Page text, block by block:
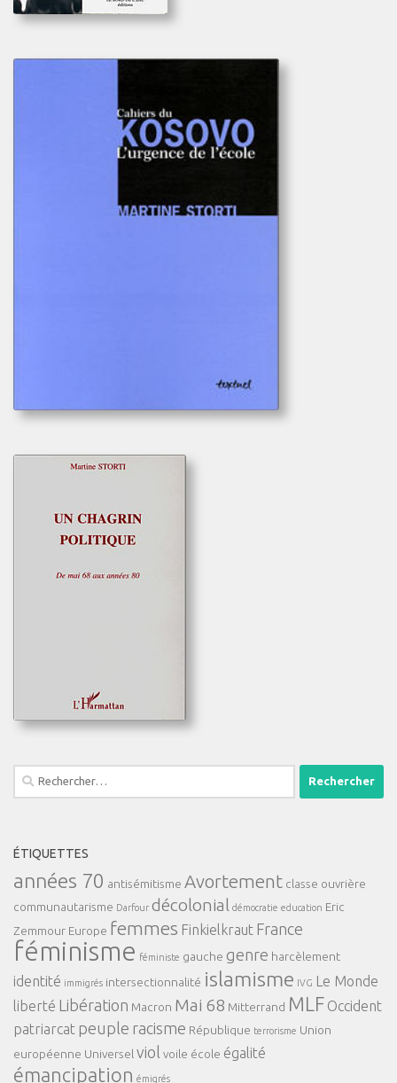
Rechercher :
ÉTIQUETTES
années 70 antisémitisme Avortement classe ouvrière
communautarisme Darfour décolonial démocratie education Eric
Zemmour Europe femmes Finkielkraut France
féminisme féministe gauche genre harcèlement
identité immigrés intersectionnalité islamisme IVG Le Monde
liberté Libération Macron Mai 68 Mitterrand MLF Occident
patriarcat peuple racisme République terrorisme Union
européenne Universel viol voile école égalité
émancipation émigrés